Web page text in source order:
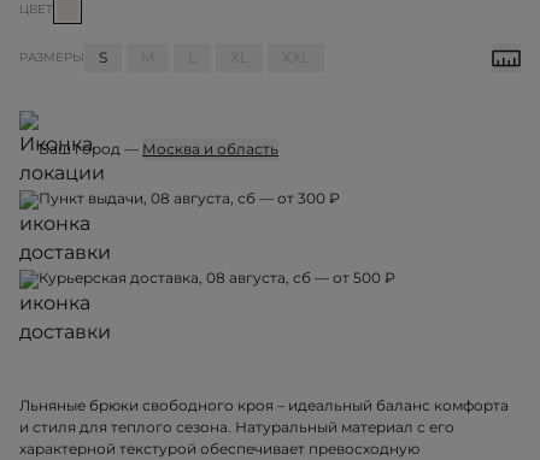
ЦВЕТ
РАЗМЕРЫ S M XL XXL
Ваш город — Москва и область
Пункт выдачи, 08 августа, сб — от 300 ₽
Курьерская доставка, 08 августа, сб — от 500 ₽
Льняные брюки свободного кроя – идеальный баланс комфорта
и стиля для теплого сезона. Натуральный материал с его
характерной текстурой обеспечивает превосходную